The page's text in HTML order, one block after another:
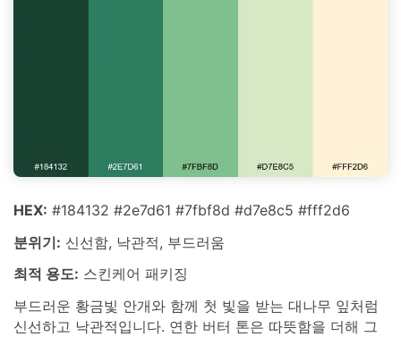
HEX: #184132 #2e7d61 #7fbf8d #d7e8c5 #fff2d6
분위기: 신선함, 낙관적, 부드러움
최적 용도: 스킨케어 패키징
부드러운 황금빛 안개와 함께 첫 빛을 받는 대나무 잎처럼
신선하고 낙관적입니다. 연한 버터 톤은 따뜻함을 더해 그